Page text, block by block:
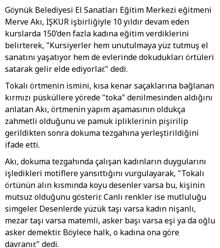
Göynük Belediyesi El Sanatları Eğitim Merkezi eğitmeni
Merve Akı, İŞKUR işbirliğiyle 10 yıldır devam eden
kurslarda 150’den fazla kadına eğitim verdiklerini
belirterek, "Kursiyerler hem unutulmaya yüz tutmuş el
sanatını yaşatıyor hem de evlerinde dokudukları örtüleri
satarak gelir elde ediyorlar." dedi.
Tokalı örtmenin ismini, kısa kenar saçaklarına bağlanan
kırmızı püsküllere yörede "toka" denilmesinden aldığını
anlatan Akı, örtmenin yapım aşamasının oldukça
zahmetli olduğunu ve pamuk ipliklerinin pişirilip
gerildikten sonra dokuma tezgahına yerleştirildiğini
ifade etti.
Akı, dokuma tezgahında çalışan kadınların duygularını
işledikleri motiflere yansıttığını vurgulayarak, "Tokalı
örtünün alın kısmında koyu desenler varsa bu, kişinin
mutsuz olduğunu gösterir. Canlı renkler ise mutluluğu
simgeler. Desenlerde yüzük taşı varsa kadın nişanlı,
mezar taşı varsa matemli, asker başı varsa eşi ya da oğlu
asker demektir. Böylece halk, o kadına ona göre
davranır." dedi.